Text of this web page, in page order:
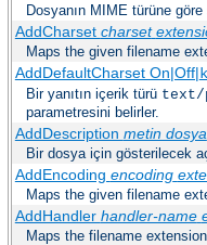
Dosyanın MIME türüne
AddCharset charset
Maps the given filename
AddDefaultCharset On|Off|
Bir yanıtın içerik türü text/
parametresini belirler.
AddDescription metin dosya
Bir dosya için gösterilecek
AddEncoding encoding
Maps the given filename
AddHandler handler-name
Maps the filename